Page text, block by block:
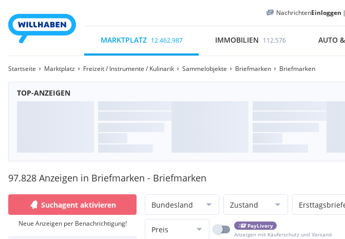
NachrichtenEinloggen |
MARKTPLATZ 12.462.987 IMMOBILIEN 112.576 AUTO
Startseite Marktplatz Freizeit / Instrumente / Kulinarik Sammelobjekte Briefmarken Briefmarken
TOP-ANZEIGEN
97.828 Anzeigen in Briefmarken - Briefmarken
Suchagent aktivieren
Neue Anzeigen per Benachrichtigung!
Bundesland Zustand
Preis
PayLivery
Anzeigen mit Käuferschutz und Versand